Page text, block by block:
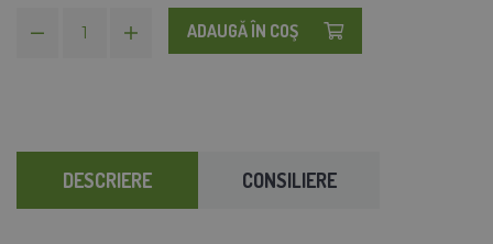
ADAUGĂ ÎN COŞ
DESCRIERE CONSILIERE